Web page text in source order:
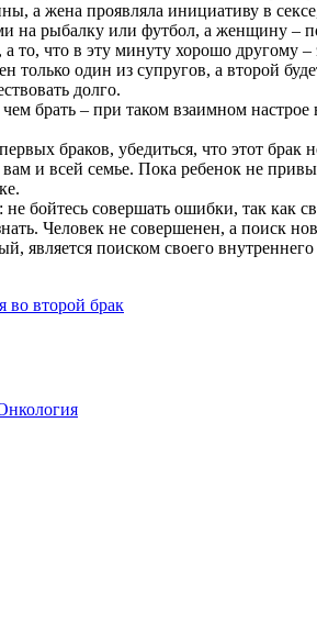
а жена проявляла инициативу в
на рыбалку или футбол, а женщину –
а то, что в эту минуту хорошо другому –
только один из супругов, а второй
долго.
чем брать – при таком взаимном настрое
первых браков, убедиться, что этот брак
и всей семье. Пока ребенок не
.
не бойтесь совершать ошибки, так как
Человек не совершенен, а поиск
является поиском своего
во второй брак